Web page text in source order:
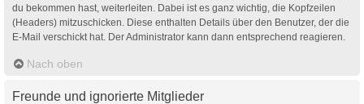
du bekommen hast, weiterleiten. Dabei ist es ganz wichtig, die Kopfzeilen
(Headers) mitzuschicken. Diese enthalten Details über den Benutzer, der die
E-Mail verschickt hat. Der Administrator kann dann entsprechend reagieren.
Nach oben
Freunde und ignorierte Mitglieder